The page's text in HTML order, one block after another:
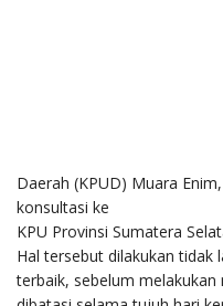
Daerah (KPUD) Muara
konsultasi ke
KPU Provinsi Sumatera
Hal tersebut dilakukan tidak
terbaik, sebelum